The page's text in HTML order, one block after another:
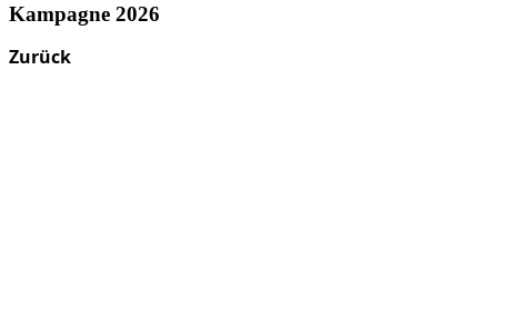
Kampagne 2026
Zurück